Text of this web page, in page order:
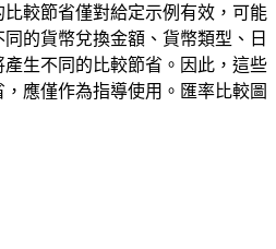
較節省僅對給定示例有效，可能
的貨幣兌換金額、貨幣類型、日
生不同的比較節省。因此，這些
應僅作為指導使用。匯率比較圖